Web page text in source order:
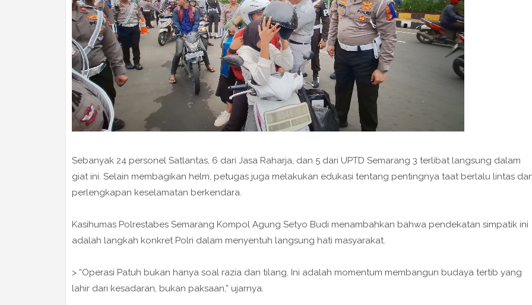
Sebanyak 24 personel Satlantas, 6 dari Jasa Raharja, dan 5 dari UPTD Semarang 3 terlibat langsung dalam
giat ini. Selain membagikan helm, petugas juga melakukan edukasi tentang pentingnya taat berlalu lintas
perlengkapan keselamatan berkendara.
Kasihumas Polrestabes Semarang Kompol Agung Setyo Budi menambahkan bahwa pendekatan simpatik ini
adalah langkah konkret Polri dalam menyentuh langsung hati masyarakat.
> “Operasi Patuh bukan hanya soal razia dan tilang. Ini adalah momentum membangun budaya tertib yang
lahir dari kesadaran, bukan paksaan,” ujarnya.